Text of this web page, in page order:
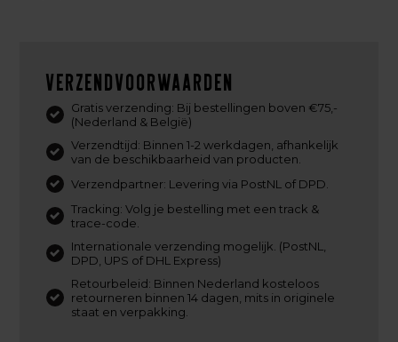
Verzendvoorwaarden
Gratis verzending: Bij bestellingen boven €75,-
(Nederland & België)
Verzendtijd: Binnen 1-2 werkdagen, afhankelijk
van de beschikbaarheid van producten.
Verzendpartner: Levering via PostNL of DPD.
Tracking: Volg je bestelling met een track &
trace-code.
Internationale verzending mogelijk. (PostNL,
DPD, UPS of DHL Express)
Retourbeleid: Binnen Nederland kosteloos
retourneren binnen 14 dagen, mits in originele
staat en verpakking.